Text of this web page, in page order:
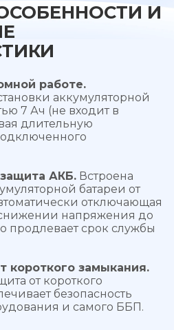
И
работе.
аккумуляторной
7 Ач (не входит в
длительную
АКБ. Встроена
батареи от
отключающая
напряжения до
продлевает срок службы
короткого замыкания.
от короткого
безопасность
и самого ББП.